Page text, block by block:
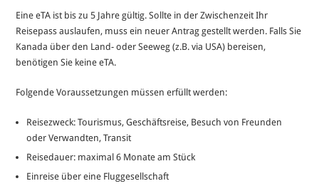
Eine eTA ist bis zu 5 Jahre gültig. Sollte in der Zwischenzeit Ihr
Reisepass auslaufen, muss ein neuer Antrag gestellt werden. Falls Sie
Kanada über den Land- oder Seeweg (z.B. via USA) bereisen,
benötigen Sie keine eTA.
Folgende Voraussetzungen müssen erfüllt werden:
Reisezweck: Tourismus, Geschäftsreise, Besuch von Freunden
oder Verwandten, Transit
Reisedauer: maximal 6 Monate am Stück
Einreise über eine Fluggesellschaft